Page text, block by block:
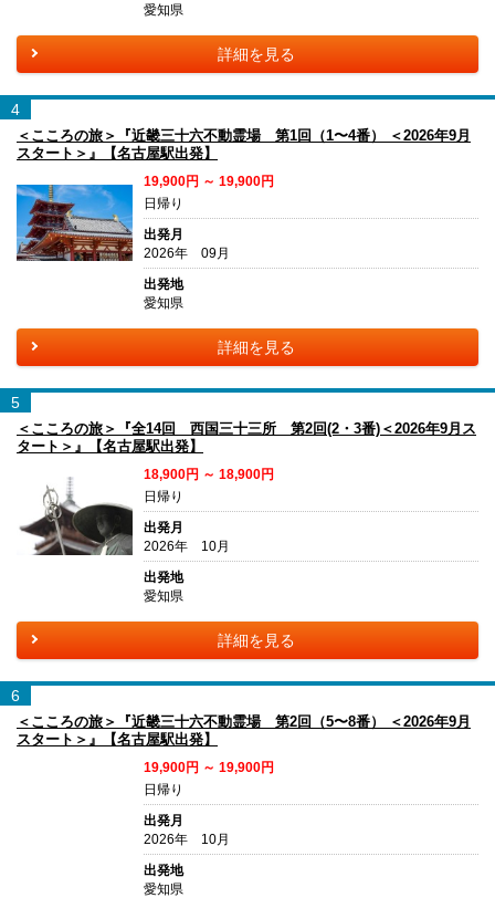
愛知県
詳細を見る
4
＜こころの旅＞『近畿三十六不動霊場 第1回（1〜4番） ＜2026年9月
スタート＞』【名古屋駅出発】
19,900円 ～ 19,900円
日帰り
出発月
2026年 09月
出発地
愛知県
詳細を見る
5
＜こころの旅＞『全14回 西国三十三所 第2回(2・3番)＜2026年9月ス
タート＞』【名古屋駅出発】
18,900円 ～ 18,900円
日帰り
出発月
2026年 10月
出発地
愛知県
詳細を見る
6
＜こころの旅＞『近畿三十六不動霊場 第2回（5〜8番） ＜2026年9月
スタート＞』【名古屋駅出発】
19,900円 ～ 19,900円
日帰り
出発月
2026年 10月
出発地
愛知県